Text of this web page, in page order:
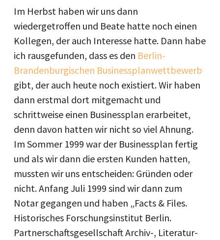
Im Herbst haben wir uns dann
wiedergetroffen und Beate hatte noch einen
Kollegen, der auch Interesse hatte. Dann habe
ich rausgefunden, dass es den Berlin-
Brandenburgischen Businessplanwettbewerb
gibt, der auch heute noch existiert. Wir haben
dann erstmal dort mitgemacht und
schrittweise einen Businessplan erarbeitet,
denn davon hatten wir nicht so viel Ahnung.
Im Sommer 1999 war der Businessplan fertig
und als wir dann die ersten Kunden hatten,
mussten wir uns entscheiden: Gründen oder
nicht. Anfang Juli 1999 sind wir dann zum
Notar gegangen und haben „Facts & Files.
Historisches Forschungsinstitut Berlin.
Partnerschaftsgesellschaft Archiv-, Literatur-